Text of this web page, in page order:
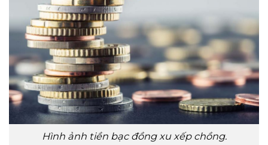
Hình ảnh tiền bạc đồng xu xếp chồng.